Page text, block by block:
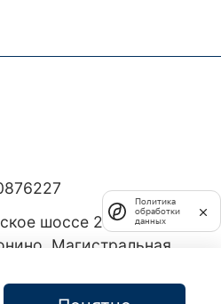
шоссе 24/36
Магистральная
Политика
обработки
данных